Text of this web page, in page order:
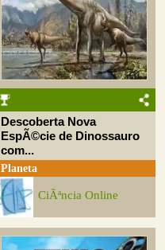
Descoberta Nova
EspÃ©cie de Dinossauro
com...
Planeta
CiÃªncia Online